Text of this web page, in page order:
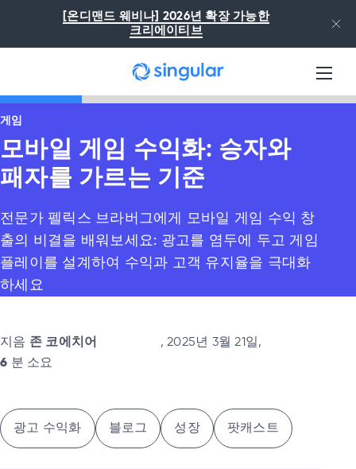
본문으로 건너뛰기[온디맨드 웨비나] 2026년 확장 가능한
크리에이티브
게임
모바일 게임 수익화: 승자와
패자를 가르는 기준
전문가 펠릭스 브라버그에게 모바일 게임 수익 창
출의 비결을 배워보세요: 광고를 염두에 두고 게임
플레이를 설계하여 수익과 고객 유지율을 극대화
하세요
지음 존 코에치어
, 2025년 3월 21일,
6 분 소요
광고 수익화 블로그 성장 팟캐스트